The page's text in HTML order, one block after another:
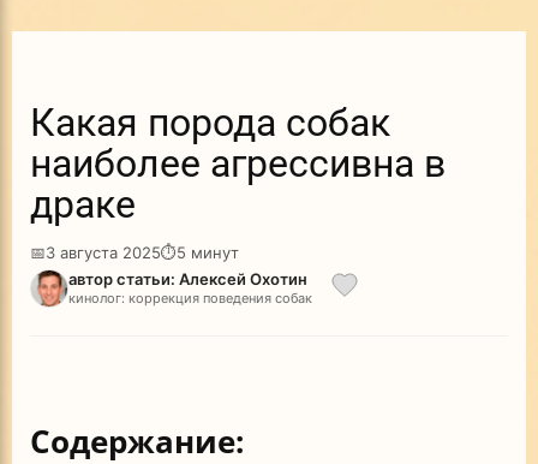
Какая порода собак
наиболее агрессивна в
драке
📅3 августа 2025⏱5 минут
автор статьи: Алексей Охотин
кинолог: коррекция поведения собак
Содержание: